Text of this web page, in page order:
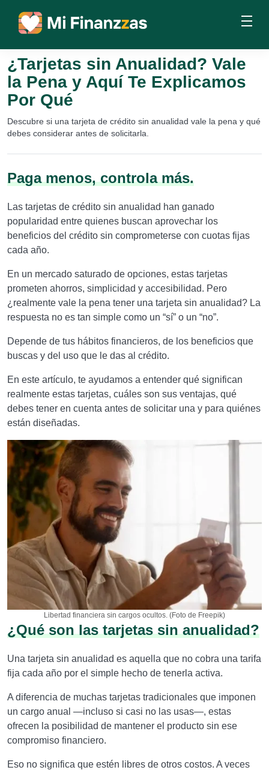
¿Tarjetas sin Anualidad? Vale
la Pena y Aquí Te Explicamos
Por Qué
Descubre si una tarjeta de crédito sin anualidad vale la pena y qué
debes considerar antes de solicitarla.
Paga menos, controla más.
Las tarjetas de crédito sin anualidad han ganado
popularidad entre quienes buscan aprovechar los
beneficios del crédito sin comprometerse con cuotas fijas
cada año.
En un mercado saturado de opciones, estas tarjetas
prometen ahorros, simplicidad y accesibilidad. Pero
¿realmente vale la pena tener una tarjeta sin anualidad? La
respuesta no es tan simple como un “sí” o un “no”.
Depende de tus hábitos financieros, de los beneficios que
buscas y del uso que le das al crédito.
En este artículo, te ayudamos a entender qué significan
realmente estas tarjetas, cuáles son sus ventajas, qué
debes tener en cuenta antes de solicitar una y para quiénes
están diseñadas.
Libertad financiera sin cargos ocultos. (Foto de Freepik)
¿Qué son las tarjetas sin anualidad?
Una tarjeta sin anualidad es aquella que no cobra una tarifa
fija cada año por el simple hecho de tenerla activa.
A diferencia de muchas tarjetas tradicionales que imponen
un cargo anual —incluso si casi no las usas—, estas
ofrecen la posibilidad de mantener el producto sin ese
compromiso financiero.
Eso no significa que estén libres de otros costos. A veces